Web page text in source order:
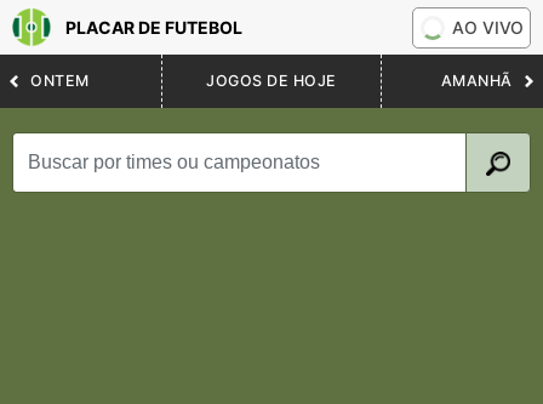
PLACAR DE FUTEBOL AO VIVO
ONTEM JOGOS DE HOJE AMANHÃ